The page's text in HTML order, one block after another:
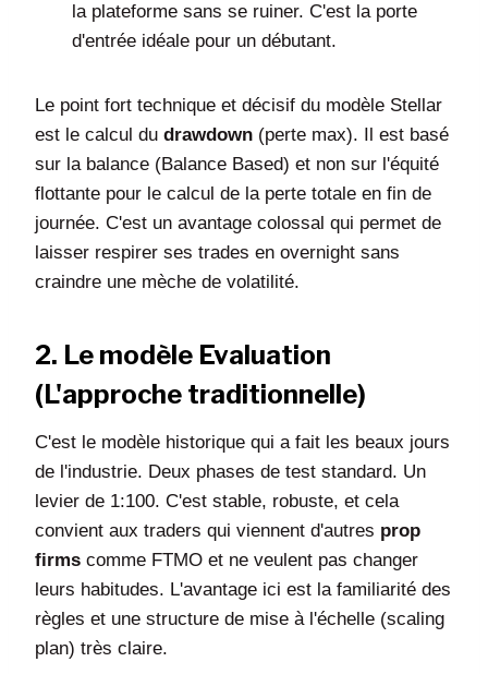
la plateforme sans se ruiner. C'est la porte
d'entrée idéale pour un débutant.
Le point fort technique et décisif du modèle Stellar
est le calcul du drawdown (perte max). Il est basé
sur la balance (Balance Based) et non sur l'équité
flottante pour le calcul de la perte totale en fin de
journée. C'est un avantage colossal qui permet de
laisser respirer ses trades en overnight sans
craindre une mèche de volatilité.
2. Le modèle Evaluation
(L'approche traditionnelle)
C'est le modèle historique qui a fait les beaux jours
de l'industrie. Deux phases de test standard. Un
levier de 1:100. C'est stable, robuste, et cela
convient aux traders qui viennent d'autres prop
firms comme FTMO et ne veulent pas changer
leurs habitudes. L'avantage ici est la familiarité des
règles et une structure de mise à l'échelle (scaling
plan) très claire.